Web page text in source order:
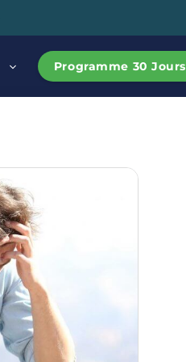
Programme 30 Jours